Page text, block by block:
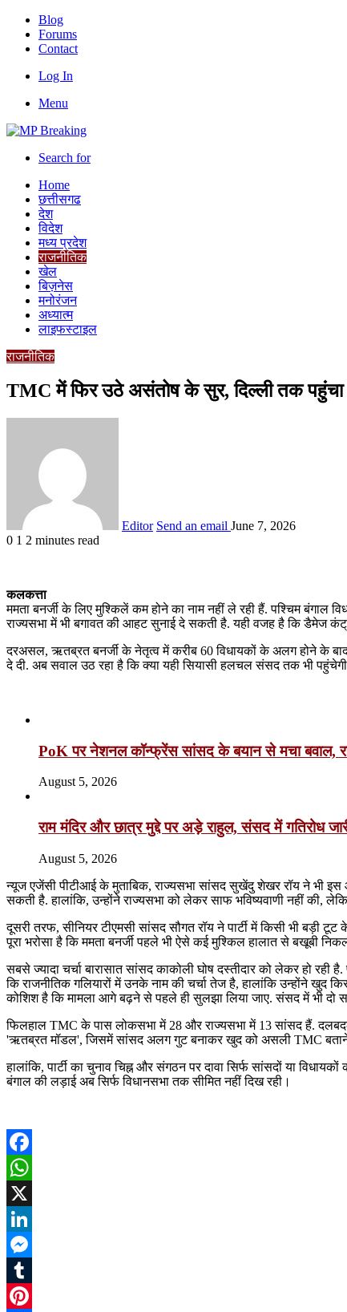
Blog
Forums
Contact
Log In
Menu
Search for
Home
छत्तीसगढ
देश
विदेश
मध्य प्रदेश
राजनीतिक
खेल
बिज़नेस
मनोरंजन
अध्यात्म
लाइफस्टाइल
राजनीतिक
TMC में फिर उठे असंतोष के सुर, दिल्ली तक पहुंचा
Editor Send an email June 7, 2026
0 1 2 minutes read
कलकत्ता
ममता बनर्जी के लिए मुश्किलें कम होने का नाम नहीं ले रही हैं. पश्चिम
राज्यसभा में भी बगावत की आहट सुनाई दे सकती है. यही वजह है कि डैमेज
दरअसल, ऋतब्रत बनर्जी के नेतृत्व में करीब 60 विधायकों के अलग होने के बाद
दे दी. अब सवाल उठ रहा है कि क्या यही सियासी हलचल संसद तक भी
PoK पर नेशनल कॉन्फ्रेंस सांसद के बयान से मचा बवाल,
August 5, 2026
राम मंदिर और छात्र मुद्दे पर अड़े राहुल, संसद में गतिरोध
August 5, 2026
न्यूज एजेंसी पीटीआई के मुताबिक, राज्यसभा सांसद सुखेंदु शेखर रॉय ने भी
सकती है. हालांकि, उन्होंने राज्यसभा को लेकर साफ भविष्यवाणी नहीं की,
दूसरी तरफ, सीनियर टीएमसी सांसद सौगत रॉय ने पार्टी में किसी भी बड़ी
पूरा भरोसा है कि ममता बनर्जी पहले भी ऐसे कई मुश्किल हालात से बखूबी
सबसे ज्यादा चर्चा बारासात सांसद काकोली घोष दस्तीदार को लेकर हो रही
कि राजनीतिक गलियारों में उनके नाम की चर्चा तेज है, हालांकि उन्होंने खुद
कोशिश है कि मामला आगे बढ़ने से पहले ही सुलझा लिया जाए. संसद में भी दो
फिलहाल TMC के पास लोकसभा में 28 और राज्यसभा में 13 सांसद हैं.
'ऋतब्रत मॉडल', जिसमें सांसद अलग गुट बनाकर खुद को असली TMC बताने
हालांकि, पार्टी का चुनाव चिह्न और संगठन पर दावा सिर्फ सांसदों या
बंगाल की लड़ाई अब सिर्फ विधानसभा तक सीमित नहीं दिख रही।
Facebook
WhatsApp
X
LinkedIn
Messenger
Tumblr